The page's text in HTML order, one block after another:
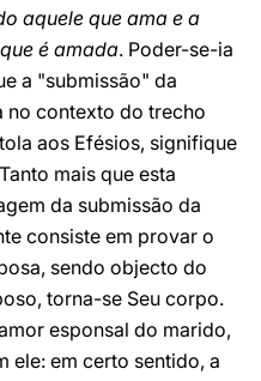
aquele que ama e a
é amada. Poder-se-ia
a "submissão" da
no contexto do trecho
aos Efésios, signifique
mais que esta
da submissão da
consiste em provar o
sendo objecto do
torna-se Seu corpo.
esponsal do marido,
ele: em certo sentido, a